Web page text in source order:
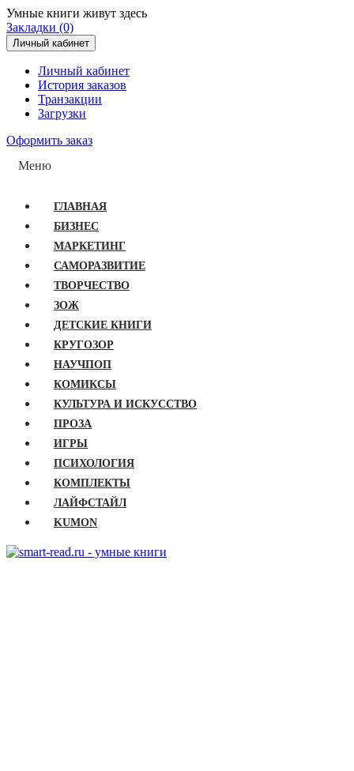
Умные книги живут здесь
Закладки (0)
Личный кабинет
Личный кабинет
История заказов
Транзакции
Загрузки
Оформить заказ
Меню
ГЛАВНАЯ
БИЗНЕС
МАРКЕТИНГ
САМОРАЗВИТИЕ
ТВОРЧЕСТВО
ЗОЖ
ДЕТСКИЕ КНИГИ
КРУГОЗОР
НАУЧПОП
КОМИКСЫ
КУЛЬТУРА И ИСКУССТВО
ПРОЗА
ИГРЫ
ПСИХОЛОГИЯ
КОМПЛЕКТЫ
ЛАЙФСТАЙЛ
KUMON